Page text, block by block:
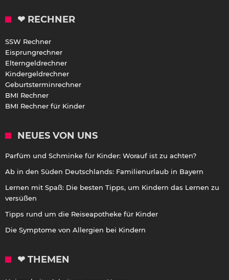
❤ RECHNER
SSW Rechner
Eisprungrechner
Elterngeldrechner
Kindergeldrechner
Geburtsterminrechner
BMI Rechner
BMI Rechner für Kinder
NEUES VON UNS
Parfüm und Schminke für Kinder: Worauf ist zu achten?
Ab in den Süden Deutschlands: Familienurlaub in Bayern
Lernen mit Spaß: Die besten Tipps, um Kindern das Lernen zu
versüßen
Tipps rund um die Reiseapotheke für Kinder
Die Symptome von Allergien bei Kindern
❤ THEMEN